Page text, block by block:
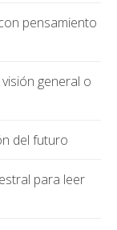
pensamiento
general o
del futuro
para leer